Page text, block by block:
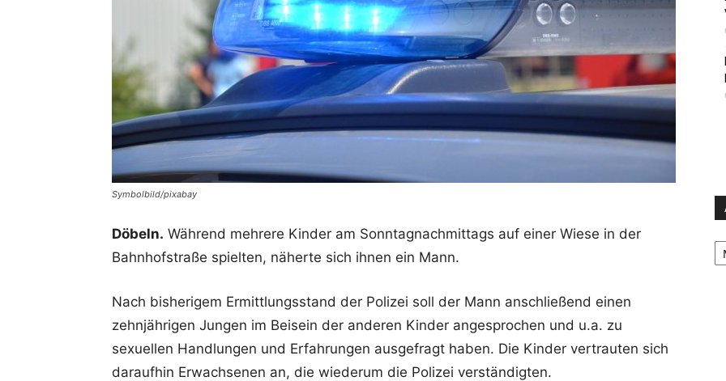
Symbolbild/pixabay
Döbeln. Während mehrere Kinder am Sonntagnachmittags auf einer Wiese in der
Bahnhofstraße spielten, näherte sich ihnen ein Mann.
Nach bisherigem Ermittlungsstand der Polizei soll der Mann anschließend einen
zehnjährigen Jungen im Beisein der anderen Kinder angesprochen und u.a. zu
sexuellen Handlungen und Erfahrungen ausgefragt haben. Die Kinder vertrauten sich
daraufhin Erwachsenen an, die wiederum die Polizei verständigten.